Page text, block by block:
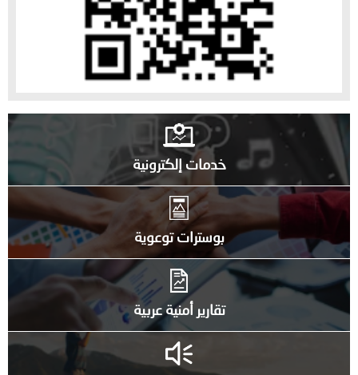
خدمات إلكترونية
بوسترات توعوية
تقارير أمنية عربية